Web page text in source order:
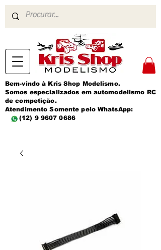
Bem-vindo à Kris Shop Modelismo.
Somos especializados em automodelismo RC
de competição.
Atendimento Somente pelo WhatsApp:
(12) 9 9607 0686